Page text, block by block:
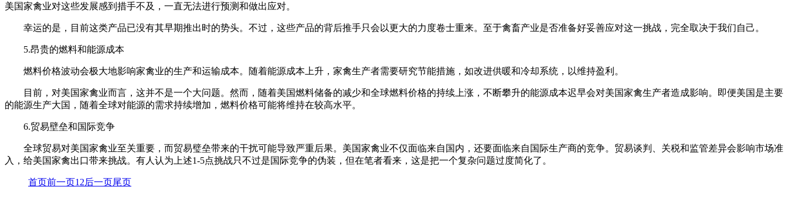
美国家禽业对这些发展感到措手不及，一直无法进行预测和做出应对。
幸运的是，目前这类产品已没有其早期推出时的势头。不过，这些产品的背后推手只会以更大的力度卷士重来。至于禽畜产业是否准备好妥善应对这一挑战，完全取决于我们自己。
5.昂贵的燃料和能源成本
燃料价格波动会极大地影响家禽业的生产和运输成本。随着能源成本上升，家禽生产者需要研究节能措施，如改进供暖和冷却系统，以维持盈利。
目前，对美国家禽业而言，这并不是一个大问题。然而，随着美国燃料储备的减少和全球燃料价格的持续上涨，不断攀升的能源成本迟早会对美国家禽生产者造成影响。即便美国是主要
的能源生产大国，随着全球对能源的需求持续增加，燃料价格可能将维持在较高水平。
6.贸易壁垒和国际竞争
全球贸易对美国家禽业至关重要，而贸易璧垒带来的干扰可能导致严重后果。美国家禽业不仅面临来自国内，还要面临来自国际生产商的竞争。贸易谈判、关税和监管差异会影响市场准
入，给美国家禽出口带来挑战。有人认为上述1-5点挑战只不过是国际竞争的伪装，但在笔者看来，这是把一个复杂问题过度简化了。
首页前一页1 2后一页尾页